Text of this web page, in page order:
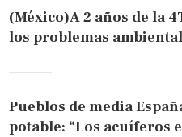
(México)A 2 años de la
los problemas
Pueblos de media
potable: “Los acuíferos